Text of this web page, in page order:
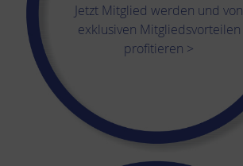
Jetzt Mitglied werden und von
exklusiven Mitgliedsvorteilen
profitieren >